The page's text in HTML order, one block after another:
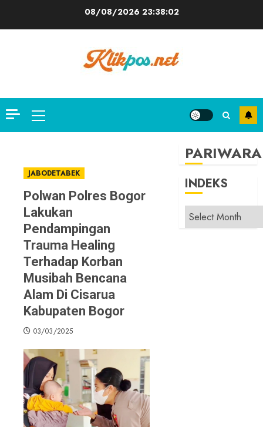
08/08/2026 23:38:02
Primary
Menu
JABODETABEK
Polwan Polres Bogor
Lakukan
Pendampingan
Trauma Healing
Terhadap Korban
Musibah Bencana
Alam Di Cisarua
Kabupaten Bogor
03/03/2025
PARIWARA
INDEKS
INDEKS